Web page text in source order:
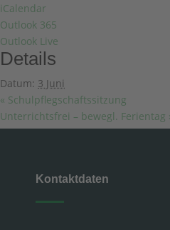
iCalendar
Outlook 365
Outlook Live
Details
Datum: 3 Juni
« Schulpflegschaftssitzung
Unterrichtsfrei – bewegl. Ferientag
Kontaktdaten